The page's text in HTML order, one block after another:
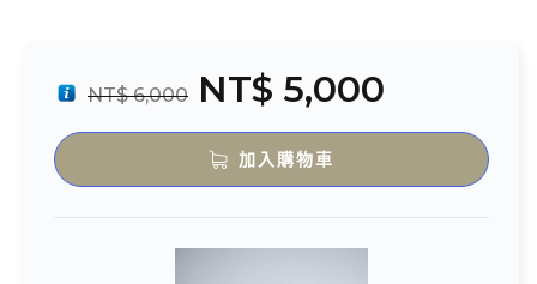
NT$6,000 NT$ 5,000
加入購物車